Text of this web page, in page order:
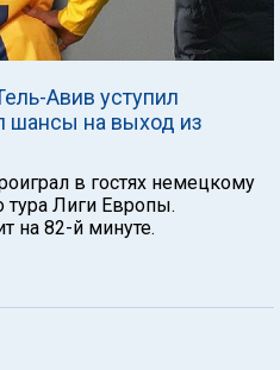
Авив уступил
шансы на выход из
в гостях немецкому
тура Лиги Европы.
на 82-й минуте.